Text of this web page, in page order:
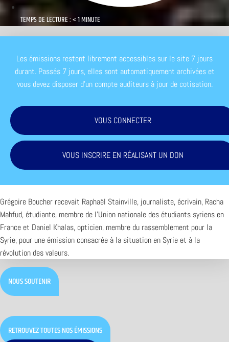
TEMPS DE LECTURE : < 1 MINUTE
Les émissions restent librement accessibles sur le site 7 jours
durant. Passés 7 jours, elles sont automatiquement archivées et
vous devez disposer d'un compte auditeurs à jour de cotisation.
VOUS CONNECTER
VOUS INSCRIRE EN RÉALISANT UN DON
Grégoire Boucher recevait Raphaël Stainville, journaliste, écrivain, Racha
Mahfud, étudiante, membre de l’Union nationale des étudiants syriens en
France et Daniel Khalas, opticien, membre du rassemblement pour la
Syrie, pour une émission consacrée à la situation en Syrie et à la
révolution des valeurs.
NOUS SOUTENIR
RETROUVEZ TOUTES NOS ÉMISSIONS